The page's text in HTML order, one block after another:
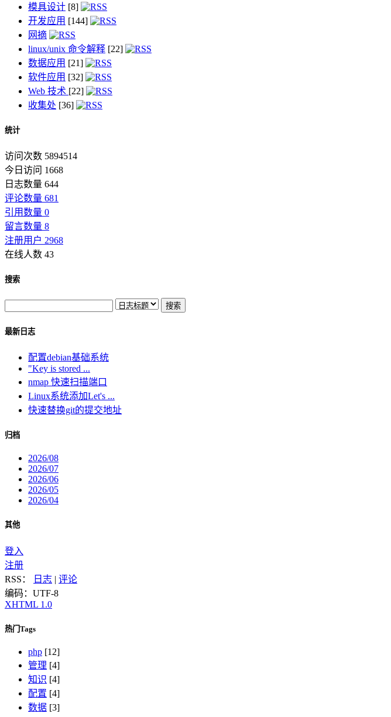
模具设计 [8]
开发应用 [144]
网摘
linux/unix 命令解释 [22]
数据应用 [21]
软件应用 [32]
Web 技术 [22]
收集处 [36]
统计
访问次数 5894514
今日访问 1668
日志数量 644
评论数量 681
引用数量 0
留言数量 8
注册用户 2968
在线人数 43
搜索
最新日志
配置debian基础系统
"Key is stored ...
nmap 快速扫描端口
Linux系统添加Let's ...
快速替换git的提交地址
归档
2026/08
2026/07
2026/06
2026/05
2026/04
其他
登入
注册
RSS：
日志 | 评论
编码：UTF-8
XHTML 1.0
热门Tags
php [12]
管理 [4]
知识 [4]
配置 [4]
数据 [3]